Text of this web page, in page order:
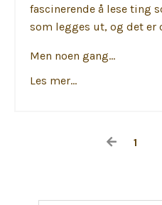
fascinerende å lese ting
som legges ut, og det
Men noen gang...
Les mer...
1